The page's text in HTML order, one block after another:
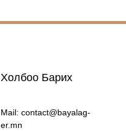
Холбоо Барих
Mail: contact@bayalag-
er.mn